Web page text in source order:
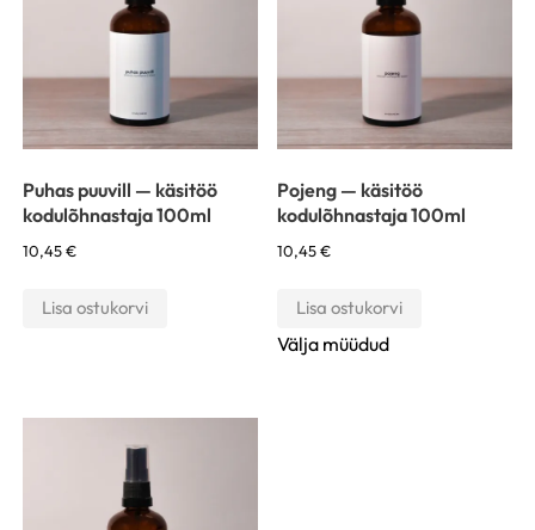
Puhas puuvill — käsitöö
kodulõhnastaja 100ml
10,45€
Lisa ostukorvi
Pojeng — käsitöö
kodulõhnastaja 100ml
10,45€
Lisa ostukorvi
Välja müüdud